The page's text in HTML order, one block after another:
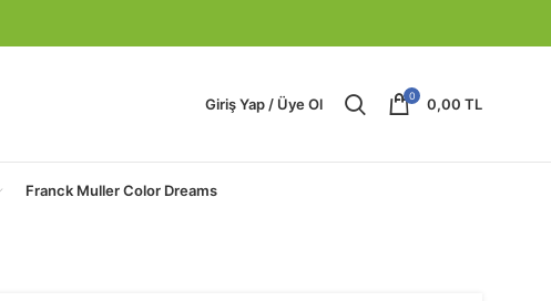
Giriş Yap / Üye Ol 0 0,00 TL
Franck Muller Color Dreams